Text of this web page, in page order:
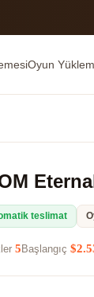
Oyun
teslimat
5 Başlangıç